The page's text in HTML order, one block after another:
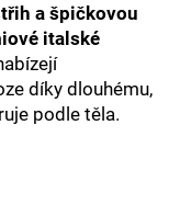
a špičkovou
italské
díky dlouhému,
podle těla.